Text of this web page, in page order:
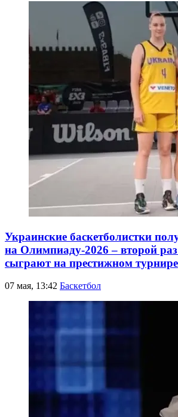
Украинские баскетболистки
на Олимпиаду-2026 – второй
сыграют на престижном турнире
07 мая, 13:42 Баскетбол